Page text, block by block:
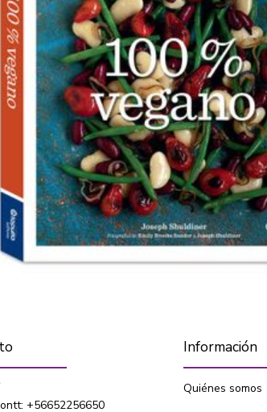
+56652256650
Información
Quiénes somos